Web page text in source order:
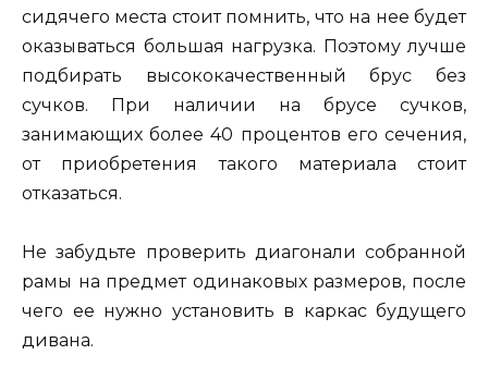
сидячего места стоит помнить, что на нее будет
оказываться большая нагрузка. Поэтому лучше
подбирать высококачественный брус без
сучков. При наличии на брусе сучков,
занимающих более 40 процентов его сечения,
от приобретения такого материала стоит
отказаться.
Не забудьте проверить диагонали собранной
рамы на предмет одинаковых размеров, после
чего ее нужно установить в каркас будущего
дивана.